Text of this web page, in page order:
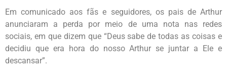
Em comunicado aos fãs e seguidores, os pais de Arthur
anunciaram a perda por meio de uma nota nas redes
sociais, em que dizem que “Deus sabe de todas as coisas e
decidiu que era hora do nosso Arthur se juntar a Ele e
descansar”.